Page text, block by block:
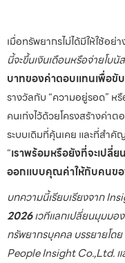
เมื่อทรัพยากรไม่ได้มีให้ใช้อ
นี้จะขึ้นเงินเดือนหรือจ่ายโบนั
บาทของค่าตอบแทนเพื่อขั
รางวัลกับ “ความอยู่รอด” ห
คนเก่งไว้ด้วยโครงสร้างค่า
ระบบเดิมที่คุ้นเคย และที่สำ
“เราพร้อมหรือยังที่จะเปลี่
ออกแบบคุณค่าให้กับคนข
บทความนี้เรียบเรียงจาก
2026เวทีแลกเปลี่ยนมุมมอ
ทรัพยากรบุคคล บรรยายโดย
People Insight Co.,Ltd.